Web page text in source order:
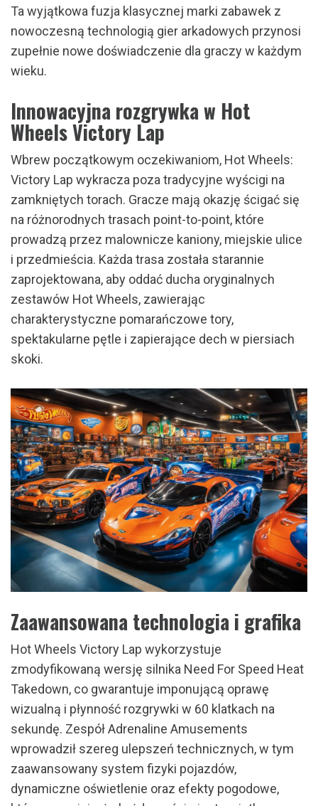
Ta wyjątkowa fuzja klasycznej marki zabawek z
nowoczesną technologią gier arkadowych przynosi
zupełnie nowe doświadczenie dla graczy w każdym
wieku.
Innowacyjna rozgrywka w Hot
Wheels Victory Lap
Wbrew początkowym oczekiwaniom, Hot Wheels:
Victory Lap wykracza poza tradycyjne wyścigi na
zamkniętych torach. Gracze mają okazję ścigać się
na różnorodnych trasach point-to-point, które
prowadzą przez malownicze kaniony, miejskie ulice
i przedmieścia. Każda trasa została starannie
zaprojektowana, aby oddać ducha oryginalnych
zestawów Hot Wheels, zawierając
charakterystyczne pomarańczowe tory,
spektakularne pętle i zapierające dech w piersiach
skoki.
Zaawansowana technologia i grafika
Hot Wheels Victory Lap wykorzystuje
zmodyfikowaną wersję silnika Need For Speed Heat
Takedown, co gwarantuje imponującą oprawę
wizualną i płynność rozgrywki w 60 klatkach na
sekundę. Zespół Adrenaline Amusements
wprowadził szereg ulepszeń technicznych, w tym
zaawansowany system fizyki pojazdów,
dynamiczne oświetlenie oraz efekty pogodowe,